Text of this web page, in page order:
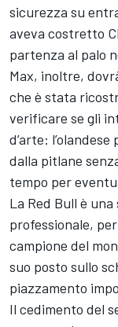
sicurezza su
aveva costretto
partenza al palo
Max, inoltre,
che è stata
verificare se gli
d’arte:
dalla pitlane
tempo per
La Red Bull è
professionale,
campione del
suo posto sullo
piazzamento
Il cedimento del